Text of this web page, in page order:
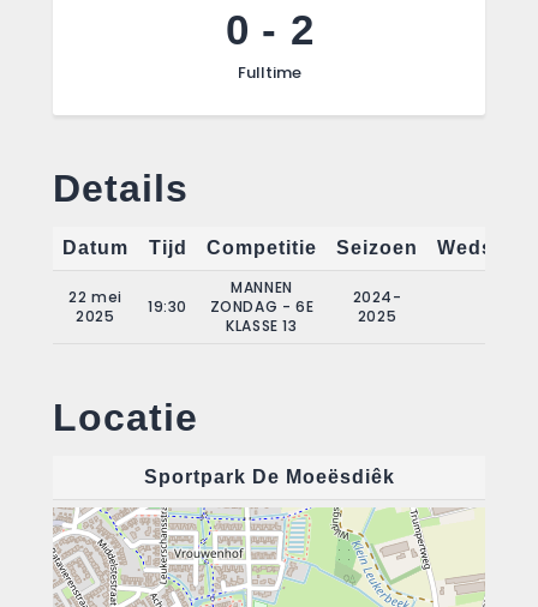
0 - 2
Fulltime
Details
Datum Tijd Competitie Seizoen
22 mei
2025
19:30
MANNEN
ZONDAG - 6E
KLASSE 13
2024-
2025
Locatie
Sportpark De Moeësdiêk